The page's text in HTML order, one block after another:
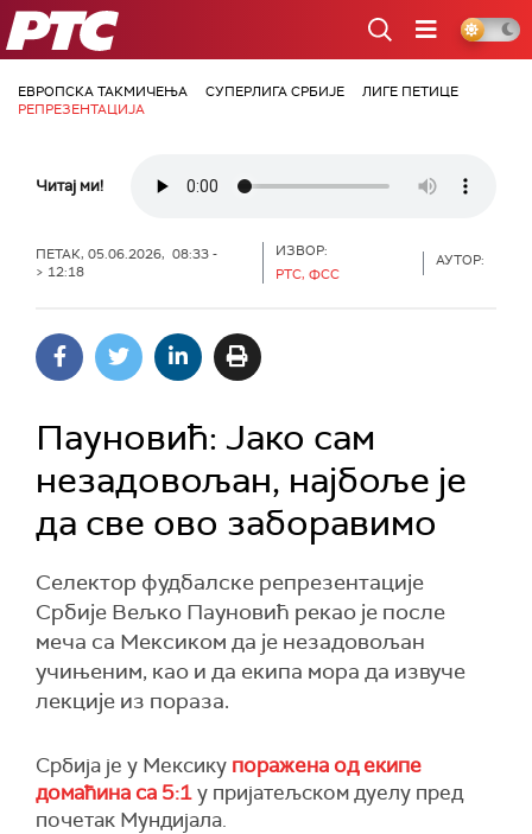
РТС
ЕВРОПСКА ТАКМИЧЕЊА СУПЕРЛИГА СРБИЈЕ
ЛИГЕ ПЕТИЦЕ
РЕПРЕЗЕНТАЦИЈА
Читај ми!
ПЕТАК, 05.06.2026, 08:33 -
> 12:18
ИЗВОР:
РТС, ФСС
АУТОР:
Пауновић: Јако сам
незадовољан, најбоље је
да све ово заборавимо
Селектор фудбалске репрезентације
Србије Вељко Пауновић рекао је после
меча са Мексиком да је незадовољан
учињеним, као и да екипа мора да извуче
лекције из пораза.
Србија је у Мексику поражена од екипе
домаћина са 5:1у пријатељском дуелу пред
почетак Мундијала.